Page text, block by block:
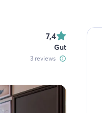
7,4
Gut
3reviews